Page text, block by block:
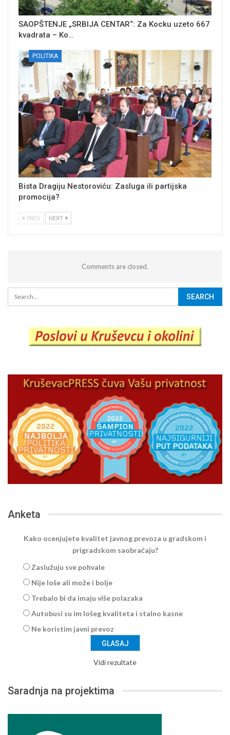
SAOPŠTENJE „SRBIJA CENTAR“: Za Kocku uzeto 667
kvadrata – Ko…
POLITIKA
Bista Dragiju Nestoroviću: Zasluga ili partijska
promocija?
PREV NEXT
Comments are closed.
Anketa
Kako ocenjujete kvalitet javnog prevoza u gradskom i
prigradskom saobraćaju?
Zaslužuju sve pohvale
Nije loše ali može i bolje
Trebalo bi da imaju više polazaka
Autobusi su im lošeg kvaliteta i stalno kasne
Ne koristim javni prevoz
Vidi rezultate
Saradnja na projektima